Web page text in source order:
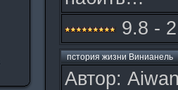
9.8 -
пстория жизни Винианель
Автор: